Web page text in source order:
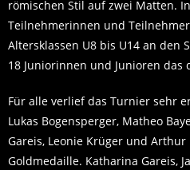
römischen Stil auf zwei Matten.
Teilnehmerinnen und
Altersklassen U8 bis U14 an den
18 Juniorinnen und Junioren
Für alle verlief das Turnier sehr
Lukas Bogensperger, Matheo
Gareis, Leonie Krüger und
Goldmedaille. Katharina Gareis,